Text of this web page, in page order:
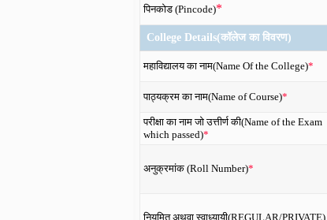
पिनकोड (Pincode)*
College Details(कॉलेज का विवरण)
महाविद्यालय का नाम(Name Of the College)*
पाठ्यक्रम का नाम(Name of Course)*
परीक्षा का नाम जो उत्तीर्ण की(Name of the Exam
which passed)*
अनुक्रमांक (Roll Number)*
नियमित अथवा स्वाध्यायी(REGULAR/PRIVATE)